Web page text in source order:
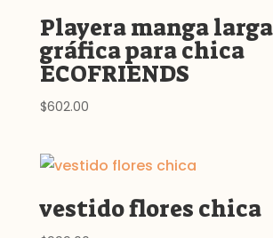
Playera manga
gráfica para chica
ECOFRIENDS
$602.00
vestido flores chica